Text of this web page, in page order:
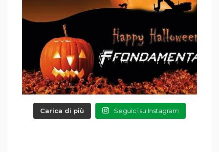
Carica di più Seguici su Instagram